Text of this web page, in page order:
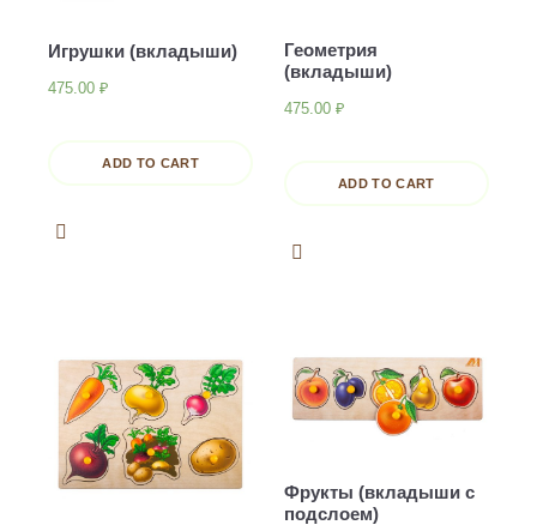
Игрушки (вкладыши)
475.00 ₽
ADD TO CART
Геометрия
(вкладыши)
475.00 ₽
ADD TO CART
Фрукты (вкладыши с
подслоем)